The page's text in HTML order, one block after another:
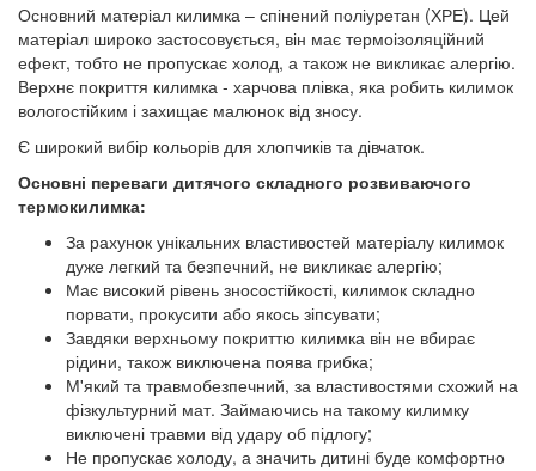
Основний матеріал килимка – спінений поліуретан (ХРЕ). Цей
матеріал широко застосовується, він має термоізоляційний
ефект, тобто не пропускає холод, а також не викликає алергію.
Верхнє покриття килимка - харчова плівка, яка робить килимок
вологостійким і захищає малюнок від зносу.
Є широкий вибір кольорів для хлопчиків та дівчаток.
Основні переваги дитячого складного розвиваючого
термокилимка:
За рахунок унікальних властивостей матеріалу килимок
дуже легкий та безпечний, не викликає алергію;
Має високий рівень зносостійкості, килимок складно
порвати, прокусити або якось зіпсувати;
Завдяки верхньому покриттю килимка він не вбирає
рідини, також виключена поява грибка;
М'який та травмобезпечний, за властивостями схожий на
фізкультурний мат. Займаючись на такому килимку
виключені травми від удару об підлогу;
Не пропускає холоду, а значить дитині буде комфортно